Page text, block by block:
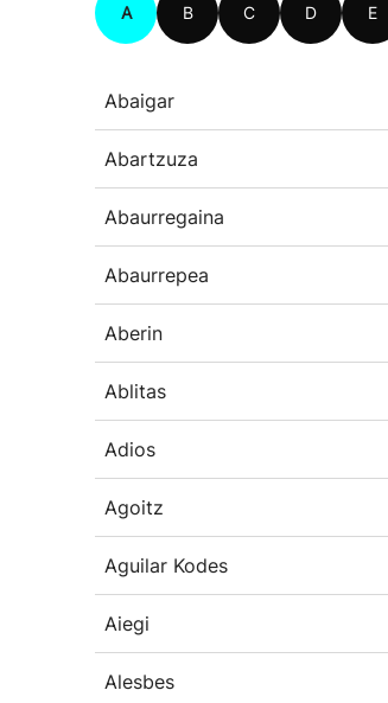
A B C D E
Abaigar
Abartzuza
Abaurregaina
Abaurrepea
Aberin
Ablitas
Adios
Agoitz
Aguilar Kodes
Aiegi
Alesbes